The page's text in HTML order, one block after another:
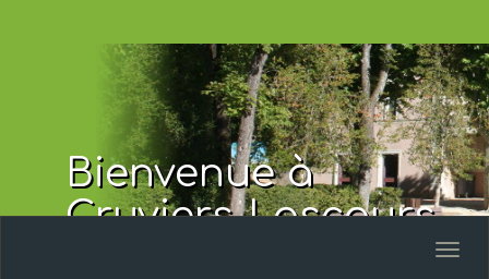
Bienvenue à
Cruviers-Lascours